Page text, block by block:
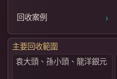
回收案例 ›
主要回收範圍
袁大頭、孫小頭、龍洋銀元